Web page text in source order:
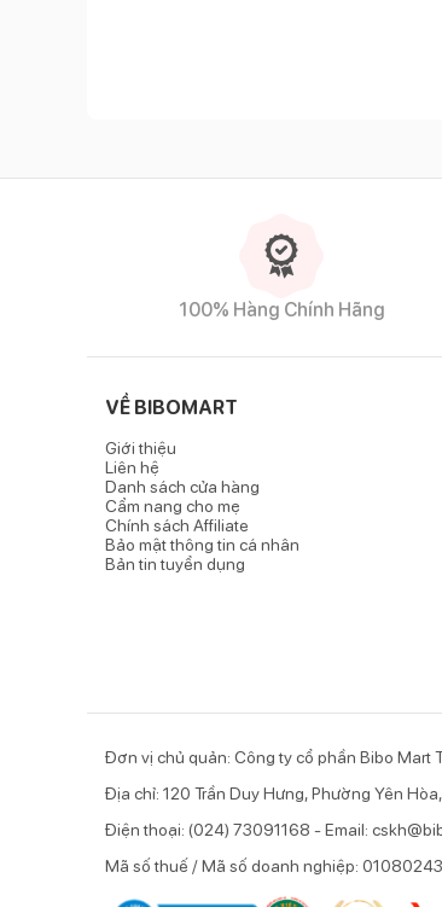
maltodextrin, đường, sữa non
citrat, natri citrat, riboflavin, kali hydro
ascorbat, kẽm sulphat, mangan
calci D-pantothenat, acid folic, kali
100% Hàng Chính Hãng
VỀ BIBOMART
Giới thiệu
Liên hệ
Danh sách cửa hàng
Cẩm nang cho mẹ
Chính sách Affiliate
Bảo mật thông tin cá nhân
Bản tin tuyển dụng
Đơn vị chủ quản: Công ty cổ phần Bibo Mart
Địa chỉ: 120 Trần Duy Hưng, Phường Yên
Điện thoại: (024) 73091168 - Email:
Mã số thuế / Mã số doanh nghiệp: